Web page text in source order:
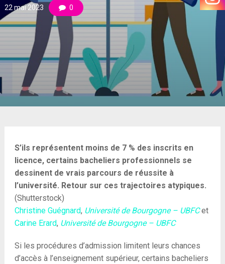
22 mai 2023 0
S’ils représentent moins de 7 % des inscrits en
licence, certains bacheliers professionnels se
dessinent de vrais parcours de réussite à
l’université. Retour sur ces trajectoires atypiques.
(Shutterstock)
Christine Guégnard, Université de Bourgogne – UBFCet
Carine Erard, Université de Bourgogne – UBFC
Si les procédures d’admission limitent leurs chances
d’accès à l’enseignement supérieur, certains bacheliers